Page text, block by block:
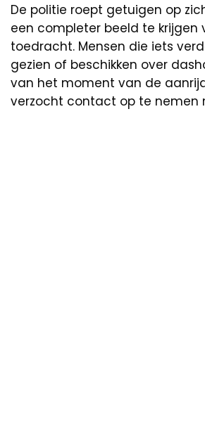
De politie roept getuigen op
een completer beeld te krijgen
toedracht. Mensen die iets
gezien of beschikken over
van het moment van de
verzocht contact op te nemen